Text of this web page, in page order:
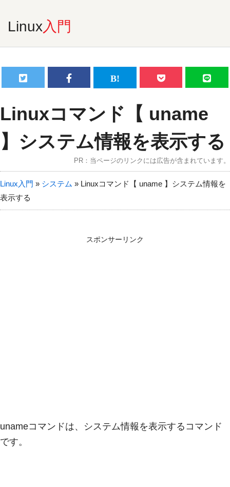
Linux入門
Linuxコマンド【 uname
】システム情報を表示する
PR：当ページのリンクには広告が含まれています。
Linux入門 » システム » Linuxコマンド【 uname 】システム情報を
表示する
スポンサーリンク
unameコマンドは、システム情報を表示するコマンド
です。